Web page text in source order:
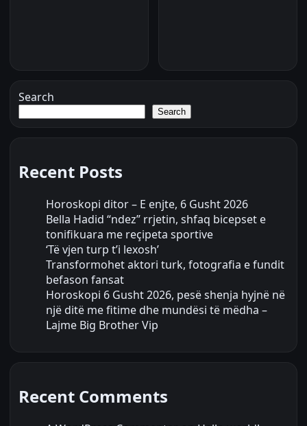
Search
Search
Recent Posts
Horoskopi ditor – E enjte, 6 Gusht 2026
Bella Hadid “ndez” rrjetin, shfaq bicepset e
tonifikuara me reçipeta sportive
‘Të vjen turp t’i lexosh’
Transformohet aktori turk, fotografia e fundit
befason fansat
Horoskopi 6 Gusht 2026, pesë shenja hyjnë në
një ditë me fitime dhe mundësi të mëdha –
Lajme Big Brother Vip
Recent Comments